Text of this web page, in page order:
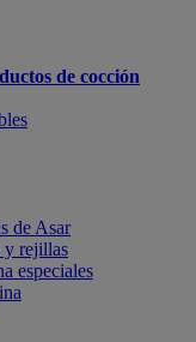
de cocción
de Asar
y rejillas
especiales